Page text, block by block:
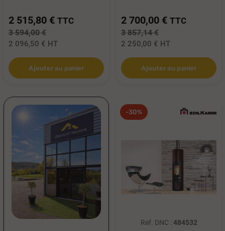
2 515,80 € TTC
3 594,00 €
2 096,50 € HT
Ajouter au panier
2 700,00 € TTC
3 857,14 €
2 250,00 € HT
Ajouter au panier
-30%
Réf. DNC : 484532